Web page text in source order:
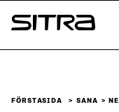
Skip to
content
Sitra
FÖRSTASIDA SANA